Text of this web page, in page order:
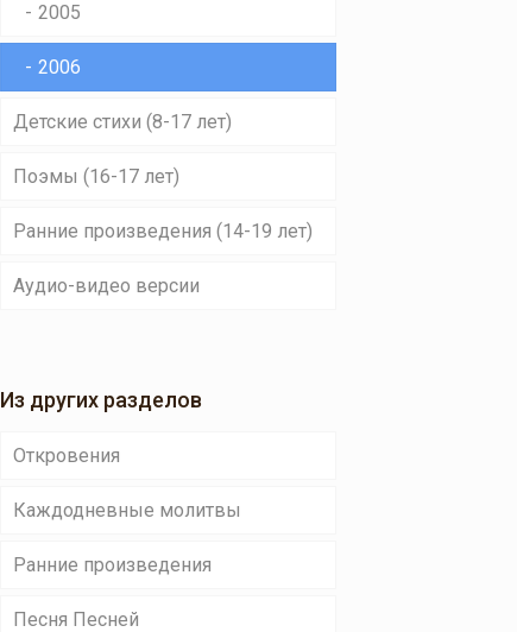
2005
2006
Детские стихи (8-17 лет)
Поэмы (16-17 лет)
Ранние произведения (14-19 лет)
Аудио-видео версии
Из других разделов
Откровения
Каждодневные молитвы
Ранние произведения
Песня Песней